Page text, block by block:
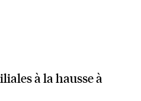
à la hausse à